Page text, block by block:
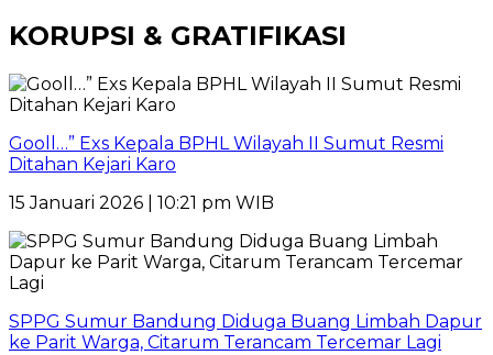
KORUPSI & GRATIFIKASI
Gooll…” Exs Kepala BPHL Wilayah II Sumut Resmi
Ditahan Kejari Karo
15 Januari 2026 | 10:21 pm WIB
SPPG Sumur Bandung Diduga Buang Limbah Dapur
ke Parit Warga, Citarum Terancam Tercemar Lagi